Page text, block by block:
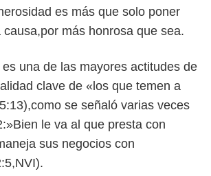
es más que solo poner
más honrosa que sea.
una de las mayores actitudes de
clave de «los que temen a
se señaló varias veces
le va al que presta con
sus negocios con